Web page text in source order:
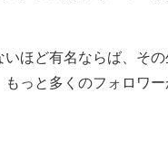
いほど有名ならば、そ
もっと多くのフォロワ